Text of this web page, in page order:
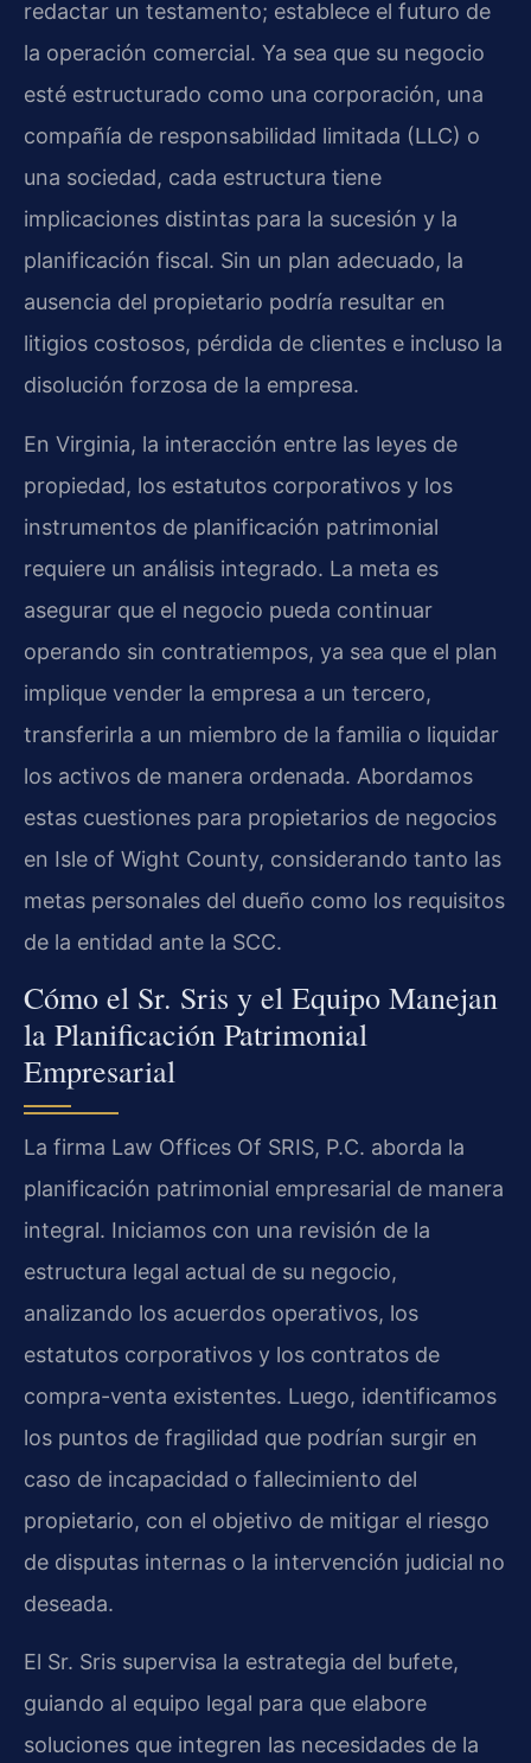
redactar un testamento; establece el futuro de
la operación comercial. Ya sea que su negocio
esté estructurado como una corporación, una
compañía de responsabilidad limitada (LLC) o
una sociedad, cada estructura tiene
implicaciones distintas para la sucesión y la
planificación fiscal. Sin un plan adecuado, la
ausencia del propietario podría resultar en
litigios costosos, pérdida de clientes e incluso la
disolución forzosa de la empresa.
En Virginia, la interacción entre las leyes de
propiedad, los estatutos corporativos y los
instrumentos de planificación patrimonial
requiere un análisis integrado. La meta es
asegurar que el negocio pueda continuar
operando sin contratiempos, ya sea que el plan
implique vender la empresa a un tercero,
transferirla a un miembro de la familia o liquidar
los activos de manera ordenada. Abordamos
estas cuestiones para propietarios de negocios
en Isle of Wight County, considerando tanto las
metas personales del dueño como los requisitos
de la entidad ante la SCC.
Cómo el Sr. Sris y el Equipo Manejan
la Planificación Patrimonial
Empresarial
La firma Law Offices Of SRIS, P.C. aborda la
planificación patrimonial empresarial de manera
integral. Iniciamos con una revisión de la
estructura legal actual de su negocio,
analizando los acuerdos operativos, los
estatutos corporativos y los contratos de
compra-venta existentes. Luego, identificamos
los puntos de fragilidad que podrían surgir en
caso de incapacidad o fallecimiento del
propietario, con el objetivo de mitigar el riesgo
de disputas internas o la intervención judicial no
deseada.
El Sr. Sris supervisa la estrategia del bufete,
guiando al equipo legal para que elabore
soluciones que integren las necesidades de la